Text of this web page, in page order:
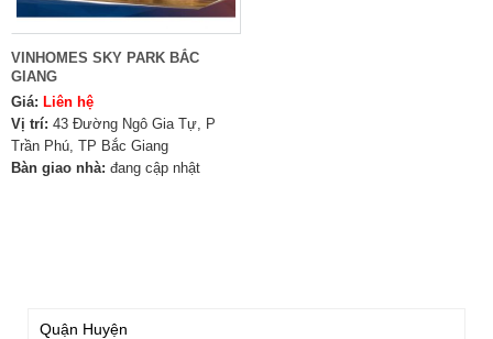
VINHOMES SKY PARK BẮC
GIANG
Giá: Liên hệ
Vị trí: 43 Đường Ngô Gia Tự, P
Trần Phú, TP Bắc Giang
Bàn giao nhà: đang cập nhật